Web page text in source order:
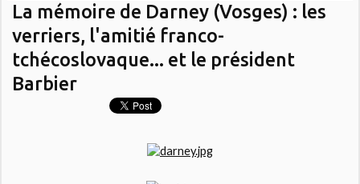
La mémoire de Darney (Vosges) : les
verriers, l'amitié franco-
tchécoslovaque... et le président
Barbier